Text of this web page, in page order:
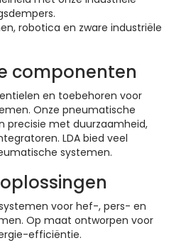
robotica en zware industriële
componenten
en toebehoren voor
Onze pneumatische
precisie met duurzaamheid,
LDA bied veel
systemen.
voor hef-, pers- en
Op maat ontworpen voor
efficiëntie.